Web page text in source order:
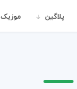
پلاگین موزیک